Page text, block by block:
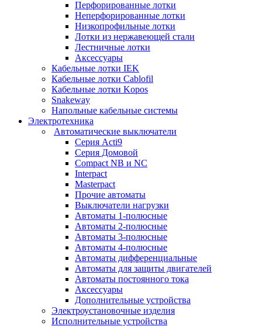
Перфорированные лотки
Неперфорированные лотки
Низкопрофильные лотки
Лотки из нержавеющей стали
Лестничные лотки
Аксессуары
Кабельные лотки IEK
Кабельные лотки Cablofil
Кабельные лотки Kopos
Snakeway
Напольные кабельные системы
Электротехника
Автоматические выключатели
Серия Acti9
Серия Домовой
Compact NB и NC
Interpact
Masterpact
Прочие автоматы
Выключатели нагрузки
Автоматы 1-полюсные
Автоматы 2-полюсные
Автоматы 3-полюсные
Автоматы 4-полюсные
Автоматы дифференциальные
Автоматы для защиты двигателей
Автоматы постоянного тока
Аксессуары
Дополнительные устройства
Электроустановочные изделия
Исполнительные устройства